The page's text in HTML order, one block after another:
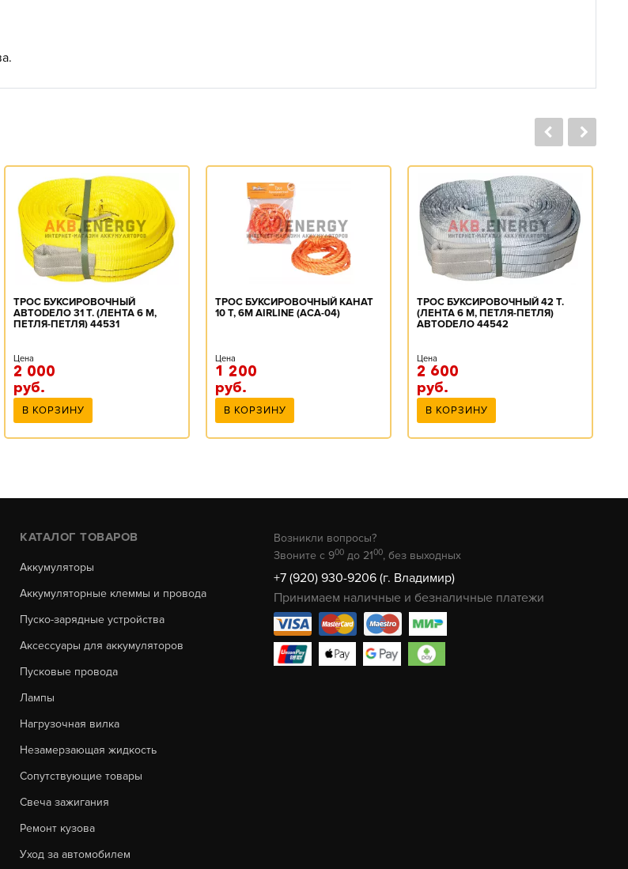
ТРОС БУКСИРОВОЧНЫЙ
АВТОDЕЛО 31 Т. (ЛЕНТА 6 М,
ПЕТЛЯ-ПЕТЛЯ) 44531
Цена
2 000
руб.
В КОРЗИНУ
ТРОС БУКСИРОВОЧНЫЙ КАНАТ
10 Т, 6М AIRLINE (ACA-04)
Цена
1 200
руб.
В КОРЗИНУ
ТРОС БУКСИРОВОЧНЫЙ 42 Т.
(ЛЕНТА 6 М, ПЕТЛЯ-ПЕТЛЯ)
АВТОDЕЛО 44542
Цена
2 600
руб.
В КОРЗИНУ
КАТАЛОГ ТОВАРОВ
Аккумуляторы
Аккумуляторные клеммы и провода
Пуско-зарядные устройства
Аксессуары для аккумуляторов
Пусковые провода
Лампы
Нагрузочная вилка
Незамерзающая жидкость
Сопутствующие товары
Свеча зажигания
Ремонт кузова
Уход за автомобилем
Возникли вопросы?
Звоните с 900 до 2100, без выходных
+7 (920) 930-9206 (г. Владимир)
Принимаем наличные и безналичные платежи